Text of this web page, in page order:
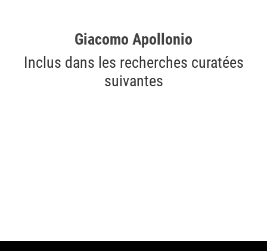
Giacomo Apollonio
Inclus dans les recherches curatées
suivantes